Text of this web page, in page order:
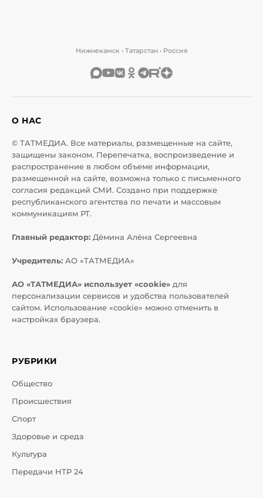
Нижнекамск • Татарстан • Россия
О НАС
© ТАТМЕДИА. Все материалы, размещенные на сайте,
защищены законом. Перепечатка, воспроизведение и
распространение в любом объеме информации,
размещенной на сайте, возможна только с письменного
согласия редакций СМИ. Создано при поддержке
республиканского агентства по печати и массовым
коммуникациям РТ.
Главный редактор: Дёмина Алёна Сергеевна
Учредитель: АО «ТАТМЕДИА»
АО «ТАТМЕДИА» использует «cookie» для
персонализации сервисов и удобства пользователей
сайтом. Использование «cookie» можно отменить в
настройках браузера.
РУБРИКИ
Общество
Происшествия
Спорт
Здоровье и среда
Культура
Передачи НТР 24